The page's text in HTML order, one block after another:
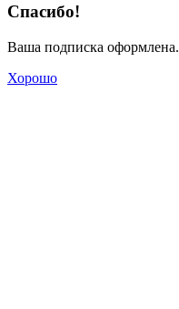
Спасибо!
Ваша подписка оформлена.
Хорошо